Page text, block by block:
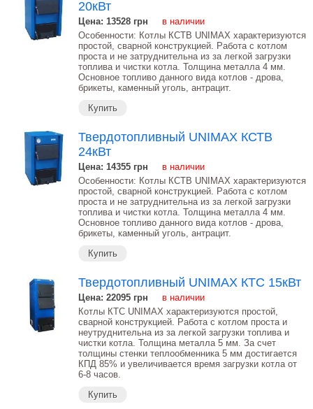
20кВт
Цена: 13528 грн
в наличии
Особенности: Котлы КСТВ UNIMAX характеризуются
простой, сварной конструкцией. Работа с котлом
проста и не затруднительна из за легкой загрузки
топлива и чистки котла. Толщина металла 4 мм.
Основное топливо данного вида котлов - дрова,
брикеты, каменный уголь, антрацит.
Купить
Твердотопливный UNIMAX КСТВ
24кВт
Цена: 14355 грн
в наличии
Особенности: Котлы КСТВ UNIMAX характеризуются
простой, сварной конструкцией. Работа с котлом
проста и не затруднительна из за легкой загрузки
топлива и чистки котла. Толщина металла 4 мм.
Основное топливо данного вида котлов - дрова,
брикеты, каменный уголь, антрацит.
Купить
Твердотопливный UNIMAX КТС 15кВт
Цена: 22095 грн
в наличии
Котлы КТС UNIMAX характеризуются простой,
сварной конструкцией. Работа с котлом проста и
неутруднительна из за легкой загрузки топлива и
чистки котла. Толщина металла 5 мм. За счет
толщины стенки теплообменника 5 мм достигается
КПД 85% и увеличивается время загрузки котла от
6-8 часов.
Купить